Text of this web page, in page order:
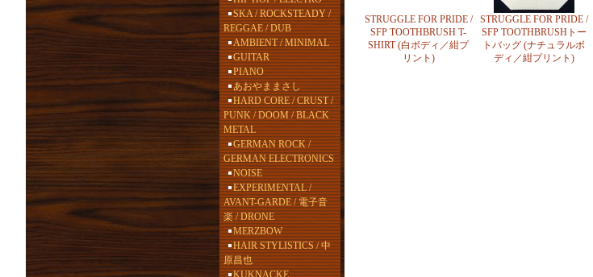
SKA / ROCKSTEADY /
REGGAE / DUB
AMBIENT / MINIMAL
GUITAR
PIANO
あおやままさし
HARD CORE / CRUST /
PUNK / DOOM / BLACK
METAL
GERMAN ROCK /
GERMAN ELECTRONICS
NOISE
EXPERIMENTAL /
AVANT-GARDE / 電子音
楽 / DRONE
MERZBOW
HAIR STYLISTICS / 中
原昌也
KUKNACKE
STRUGGLE FOR PRIDE /
SFP TOOTHBRUSH T-
SHIRT (白ボディ／紺プ
リント)
STRUGGLE FOR PRIDE /
SFP TOOTHBRUSHトー
トバッグ (ナチュラルボ
ディ／紺プリント)